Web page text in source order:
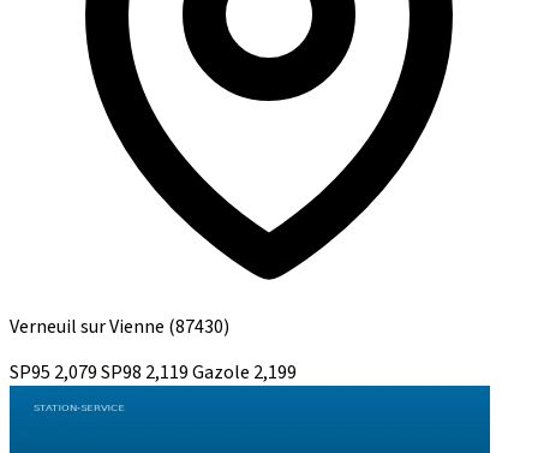
Verneuil sur Vienne (87430)
SP95 2,079SP98 2,119Gazole 2,199